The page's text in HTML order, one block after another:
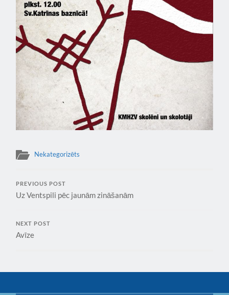
Nekategorizēts
PREVIOUS POST
Uz Ventspili pēc jaunām zināšanām
NEXT POST
Avīze